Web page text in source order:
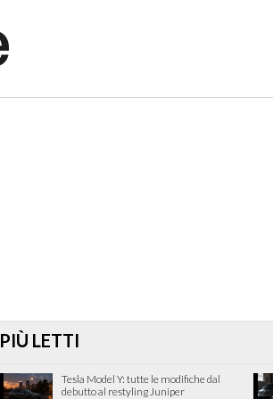
PIÙ LETTI
Tesla Model Y: tutte le modifiche dal
debutto al restyling Juniper